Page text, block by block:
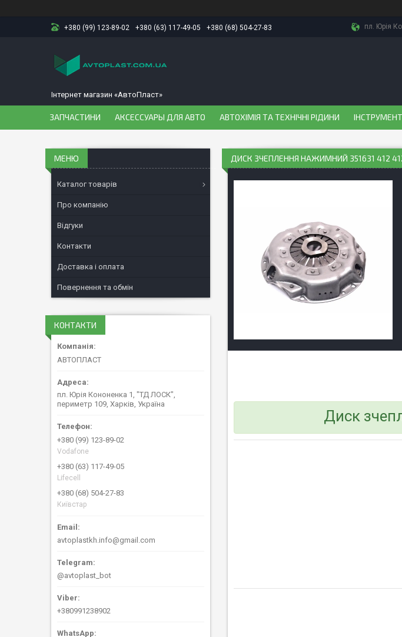
+380 (99) 123-89-02 +380 (63) 117-49-05 +380 (68) 504-27-83 пл. Юрія
Інтернет магазин «АвтоПласт»
ЗАПЧАСТИНИ АКСЕССУАРЫ ДЛЯ АВТО АВТОХІМІЯ ТА ТЕХНІЧНІ РІДИНИ
ДИСК ЗЧЕПЛЕННЯ НАЖИМНИЙ 351631 412
Диск
Каталог товарів
Про компанію
Відгуки
Контакти
Доставка і оплата
Повернення та обмін
КОНТАКТИ
АВТОПЛАСТ
пл. Юрія Кононенка 1, "ТД ЛОСК",
периметр 109, Харків, Україна
+380 (99) 123-89-02
Vodafone
+380 (63) 117-49-05
Lifecell
+380 (68) 504-27-83
Київстар
avtoplastkh.info@gmail.com
@avtoplast_bot
+380991238902